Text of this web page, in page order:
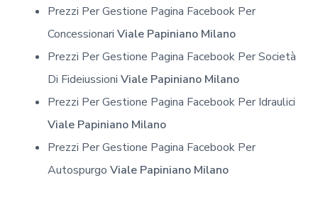
Prezzi Per Gestione Pagina Facebook Per
Concessionari Viale Papiniano Milano
Prezzi Per Gestione Pagina Facebook Per Società
Di Fideiussioni Viale Papiniano Milano
Prezzi Per Gestione Pagina Facebook Per Idraulici
Viale Papiniano Milano
Prezzi Per Gestione Pagina Facebook Per
Autospurgo Viale Papiniano Milano